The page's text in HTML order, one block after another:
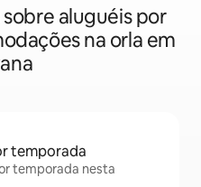
aluguéis por
na orla em
temporada
temporada nesta